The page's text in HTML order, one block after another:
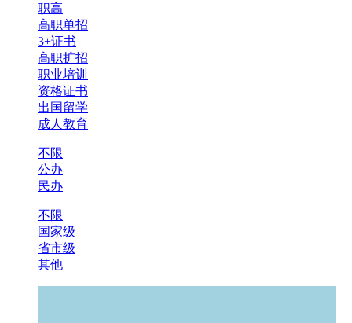
职高
高职单招
3+证书
高职扩招
职业培训
资格证书
出国留学
成人教育
不限
公办
民办
不限
国家级
省市级
其他